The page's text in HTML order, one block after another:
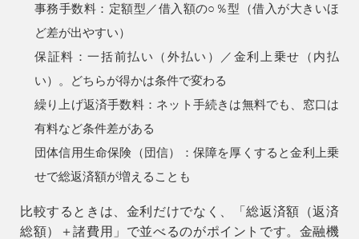
事務手数料 ：定額型／借入額の○％型（借入が大きいほ
ど差が出やすい）
保証料 ：一括前払い（外払い）／金利上乗せ（内払
い）。どちらが得かは条件で変わる
繰り上げ返済手数料：ネット手続きは無料でも、窓口は
有料など条件差がある
団体信用生命保険（団信）
：保障を厚くすると金利上乗
せで総返済額が増えることも
比較するときは、金利だけでなく、
「総返済額（返済
総額）＋諸費用」 で並べるのがポイントです。金融機